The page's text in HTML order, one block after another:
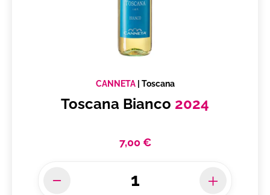
CANNETA| Toscana
Toscana Bianco 2024
7,00 €